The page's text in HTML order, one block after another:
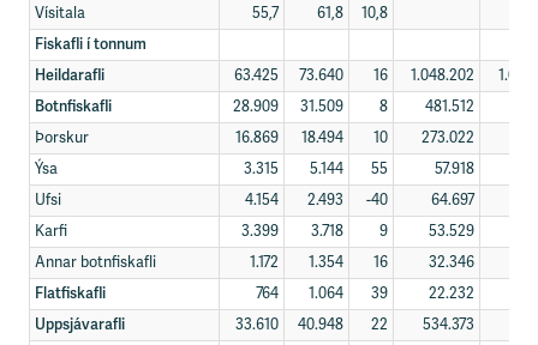
Vísitala
55,7 61,8
10,8
Fiskafli í tonnum
Heildarafli
63.425 73.640 16 1.048.202
Botnfiskafli
28.909 31.509 8 481.512
Þorskur
16.869 18.494 10 273.022
Ýsa
3.315 5.144 55 57.918
Ufsi
4.154 2.493 -40 64.697
Karfi
3.399 3.718 9 53.529
Annar botnfiskafli
1.172 1.354 16 32.346
Flatfiskafli
764 1.064 39 22.232
Uppsjávarafli
33.610 40.948 22 534.373